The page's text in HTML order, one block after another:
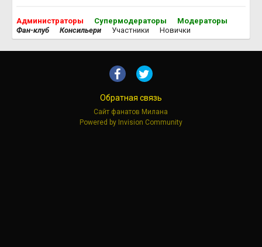
Администраторы Супермодераторы
Модераторы
Фан-клуб
Консильери Участники Новички
Обратная связь
Сайт фанатов Милана
Powered by Invision Community